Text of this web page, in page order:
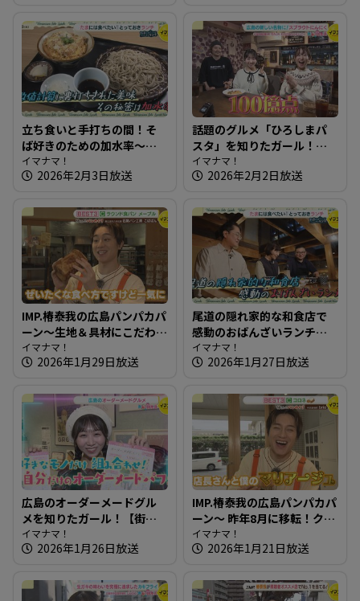
立ち食いと手打ちの間！そ
ば好きのための加水率～江
戸そば 孫吉【たまにはそと
ランチ】
イマナマ！
2026年2月3日放送
話題のグルメ「ひろしまパ
スタ」を知りたガール！
【街ネタ！知りたガール】
イマナマ！
2026年2月2日放送
IMP.椿泰我の広島パンパカパ
ーン～生地＆具材にこだわ
り！石窯で焼くパン屋さん
イマナマ！
2026年1月29日放送
尾道の隠れ家的な和食店で
感動のおばんざいランチ～
高原誠吉食堂【たまにはそ
とランチ】
イマナマ！
2026年1月27日放送
広島のオーダーメードグル
メを知りたガール！【街ネ
タ！知りたガール】
イマナマ！
2026年1月26日放送
IMP.椿泰我の広島パンパカパ
ーン～ 昨年8月に移転！クリ
ームパンがオススメのパン
屋さん
イマナマ！
2026年1月21日放送